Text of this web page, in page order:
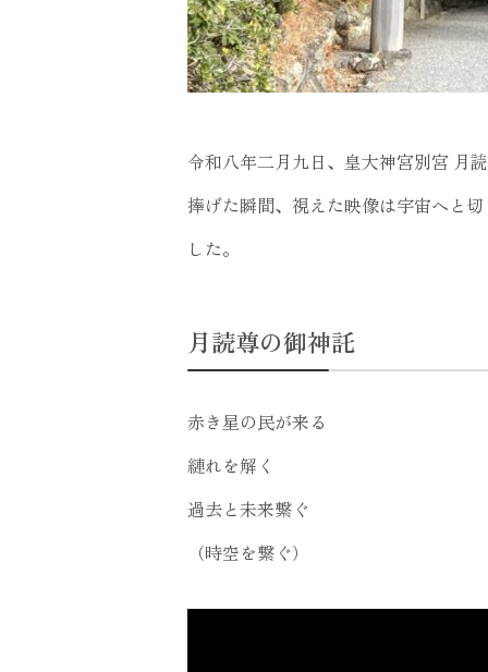
令和八年二月九日、皇大神宮別宮 月
捧げた瞬間、視えた映像は宇宙へと
した。
月読尊の御神託
赤き星の民が来る
縺れを解く
過去と未来繋ぐ
（時空を繋ぐ）